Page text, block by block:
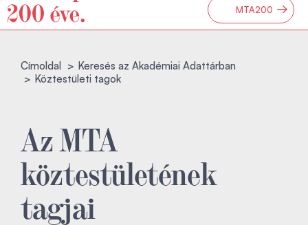
MTA200 →
Címoldal
Keresés az Akadémiai Adattárban
Köztestületi tagok
Az MTA
köztestületének
tagjai